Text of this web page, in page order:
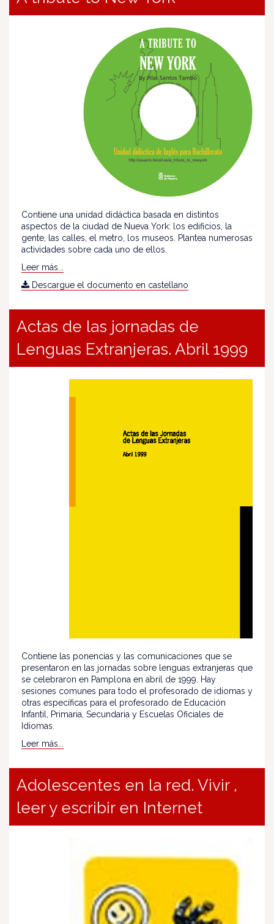
Contiene una unidad didáctica basada en distintos
aspectos de la ciudad de Nueva York: los edificios, la
gente, las calles, el metro, los museos. Plantea numerosas
actividades sobre cada uno de ellos.
Leer más...
Descargue el documento en castellano
Actas de las jornadas de
Lenguas Extranjeras. Abril 1999
Contiene las ponencias y las comunicaciones que se
presentaron en las jornadas sobre lenguas extranjeras que
se celebraron en Pamplona en abril de 1999. Hay
sesiones comunes para todo el profesorado de idiomas y
otras específicas para el profesorado de Educación
Infantil, Primaria, Secundaria y Escuelas Oficiales de
Idiomas.
Leer más...
Adolescentes en la red. Vivir ,
leer y escribir en Internet